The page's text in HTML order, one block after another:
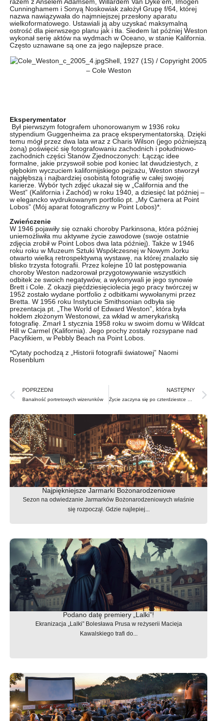
razem z Anselem Adamsem, Willardem Van Dyke’em, Imogen
Cunninghamem i Sonyą Noskowiak założył Grupę f/64, której
nazwa nawiązywała do najmniejszej przesłony aparatu
wielkoformatowego. Ustawiali ją aby uzyskać maksymalną
ostrość dla pierwszego planu jak i tła. Siedem lat później Weston
wykonał serię aktów na wydmach w Oceano, w stanie Kalifornia.
Często uznawane są one za jego najlepsze prace.
Shell, 1927 (1S) / Copyright 2005
– Cole Weston
Eksperymentator
Był pierwszym fotografem uhonorowanym w 1936 roku
stypendium Guggenheima za pracę eksperymentatorską. Dzięki
temu mógł przez dwa lata wraz z Charis Wilson (jego późniejszą
żoną) poświęcić się fotografowaniu zachodnich i południowo-
zachodnich części Stanów Zjednoczonych: Łącząc idee
formalne, jakie przyswoił sobie pod koniec lat dwudziestych, z
głębokim wyczuciem kalifornijskiego pejzażu, Weston stworzył
najgłębszą i najbardziej osobistą fotografię w całej swojej
karierze. Wybór tych zdjęć ukazał się w „California and the
West” (Kalifornia i Zachód) w roku 1940, a dziesięć lat później –
w elegancko wydrukowanym portfolio pt. „My Camera at Point
Lobos” (Mój aparat fotograficzny w Point Lobos)*.
Zwieńczenie
W 1946 pojawiły się oznaki choroby Parkinsona, która później
uniemożliwiła mu aktywne życie zawodowe (swoje ostatnie
zdjęcia zrobił w Point Lobos dwa lata później). Także w 1946
roku roku w Muzeum Sztuki Współczesnej w Nowym Jorku
otwarto wielką retrospektywną wystawę, na której znalazło się
blisko trzysta fotografii. Przez kolejne 10 lat postępowania
choroby Weston nadzorował przygotowywanie wszystkich
odbitek ze swoich negatywów, a wykonywali je jego synowie
Brett i Cole. Z okazji pięćdziesięciolecia jego pracy twórczej w
1952 zostało wydane portfolio z odbitkami wywołanymi przez
Bretta. W 1956 roku Instytucie Smithsonian odbyła się
prezentacja pt. „The World of Edward Weston”, która była
hołdem złożonym Westonowi, za wkład w amerykańską
fotografię. Zmarł 1 stycznia 1958 roku w swoim domu w Wildcat
Hill w Carmel (Kalifornia). Jego prochy zostały rozsypane nad
Pacyfikiem, w Pebbly Beach na Point Lobos.
*Cytaty pochodzą z „Historii fotografii światowej” Naomi
Rosenblum
Prev
POPRZEDNI
Banalność portretowych wizerunków
NASTĘPNY
Najpiękniejsze Jarmarki Bożonarodzeniowe
Sezon na odwiedzanie Jarmarków Bożonarodzeniowych właśnie
się rozpoczął. Gdzie najlepiej...
Podano datę premiery „Lalki”!
Ekranizacja „Lalki” Bolesława Prusa w reżyserii Macieja
Kawalskiego trafi do...